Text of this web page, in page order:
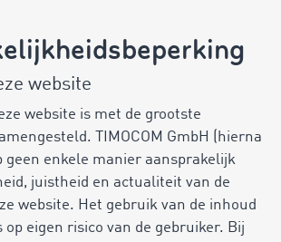
website
website is met de grootste
TIMOCOM GmbH (hierna
geen enkele manier aansprakelijk
juistheid en actualiteit van de
website. Het gebruik van de inhoud
op eigen risico van de gebruiker. Bij